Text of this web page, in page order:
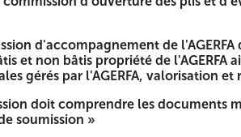
d'accompagnement de
et non bâtis propriété de
gérés par l'AGERFA, valorisation
doit comprendre les documents
soumission »